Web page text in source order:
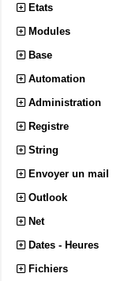
Etats
Modules
Base
Automation
Administration
Registre
String
Envoyer un mail
Outlook
Net
Dates - Heures
Fichiers